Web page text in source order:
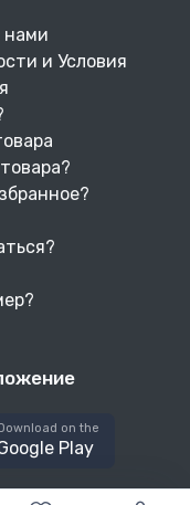
нами
и Условия
Download on the
Play